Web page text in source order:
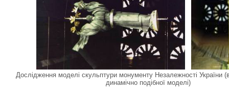
Дослідження моделі скульптури монументу Незалежності України
динамічно подібної моделі)